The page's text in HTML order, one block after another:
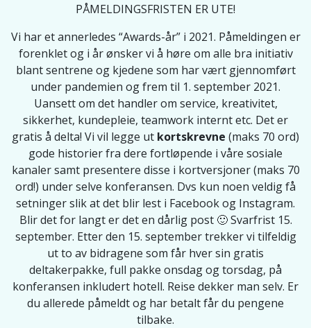
PÅMELDINGSFRISTEN ER UTE!
Vi har et annerledes “Awards-år” i 2021. Påmeldingen er
forenklet og i år ønsker vi å høre om alle bra initiativ
blant sentrene og kjedene som har vært gjennomført
under pandemien og frem til 1. september 2021.
Uansett om det handler om service, kreativitet,
sikkerhet, kundepleie, teamwork internt etc. Det er
gratis å delta! Vi vil legge ut kortskrevne (maks 70 ord)
gode historier fra dere fortløpende i våre sosiale
kanaler samt presentere disse i kortversjoner (maks 70
ord!) under selve konferansen. Dvs kun noen veldig få
setninger slik at det blir lest i Facebook og Instagram.
Blir det for langt er det en dårlig post 🙂 Svarfrist 15.
september. Etter den 15. september trekker vi tilfeldig
ut to av bidragene som får hver sin gratis
deltakerpakke, full pakke onsdag og torsdag, på
konferansen inkludert hotell. Reise dekker man selv. Er
du allerede påmeldt og har betalt får du pengene
tilbake.